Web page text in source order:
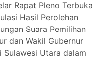
Rapat Pleno Terbuka
Hasil Perolehan
Suara Pemilihan
dan Wakil Gubernur
Sulawesi Utara dalam